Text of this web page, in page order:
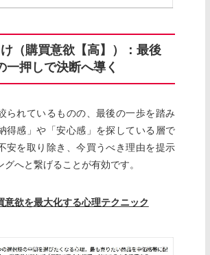
（購買意欲【高】）：最後
一押しで決断へ導く
られているものの、最後の一歩を踏み
得感」や「安心感」を探している層で
安を取り除き、今買うべき理由を提示
グへと繋げることが有効です。
意欲を最大化する心理テクニック